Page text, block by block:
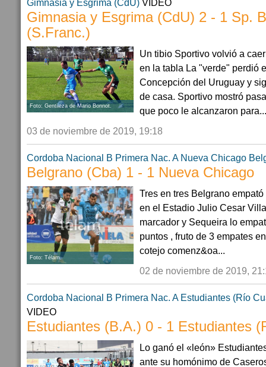
Gimnasia y Esgrima (CdU) VIDEO
Gimnasia y Esgrima (CdU) 2 - 1 Sp.
(S.Franc.)
Foto: Gentileza de Mario Bonnot.
Un tibio Sportivo volvió a
en la tabla La "verde" perdió
Concepción del Uruguay y
de casa. Sportivo mostró
que poco le alcanzaron para...
03 de noviembre de 2019, 19:18
Cordoba Nacional B Primera Nac. A Nueva Chicago
Belgrano (Cba) 1 - 1 Nueva Chicago
Foto: Télam.
Tres en tres Belgrano
en el Estadio Julio Cesar
marcador y Sequeira lo
puntos , fruto de 3 empates
cotejo comenz&oa...
02 de noviembre de 2019,
Cordoba Nacional B Primera Nac. A Estudiantes (Río
VIDEO
Estudiantes (B.A.) 0 - 1 Estudiantes
Lo ganó el «león»
ante su homónimo de